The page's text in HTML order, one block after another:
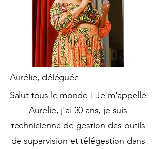
Aurélie, déléguée
Salut tous le monde ! Je m'appelle
Aurélie, j'ai 30 ans, je suis
technicienne de gestion des outils
de supervision et télégestion dans